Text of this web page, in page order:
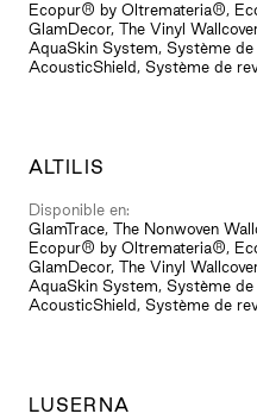
Ecopur® by Oltremateria®,
GlamDecor, The Vinyl
AquaSkin System, Système
AcousticShield, Système de
ALTILIS
Disponible en:
GlamTrace, The Nonwoven
Ecopur® by Oltremateria®,
GlamDecor, The Vinyl
AquaSkin System, Système
AcousticShield, Système de
LUSERNA